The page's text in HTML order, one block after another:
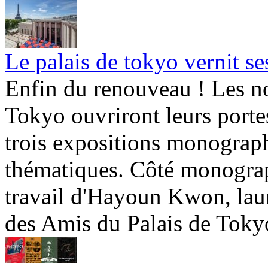
Le palais de tokyo vernit
Enfin du renouveau ! Les
Tokyo ouvriront leurs
trois expositions
thématiques. Côté
travail d'Hayoun Kwon,
des Amis du Palais de